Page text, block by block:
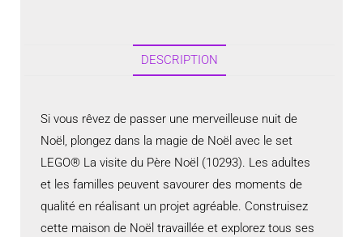
DESCRIPTION
Si vous rêvez de passer une merveilleuse nuit de
Noël, plongez dans la magie de Noël avec le set
LEGO® La visite du Père Noël (10293). Les adultes
et les familles peuvent savourer des moments de
qualité en réalisant un projet agréable. Construisez
cette maison de Noël travaillée et explorez tous ses